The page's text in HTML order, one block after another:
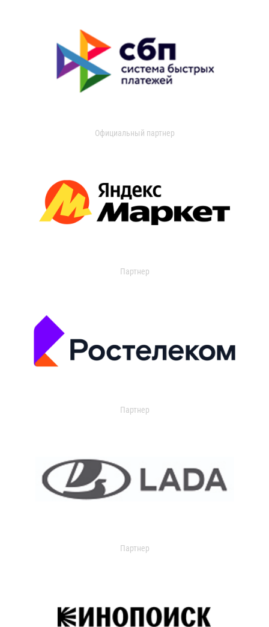
Официальный партнер
Партнер
Партнер
Партнер